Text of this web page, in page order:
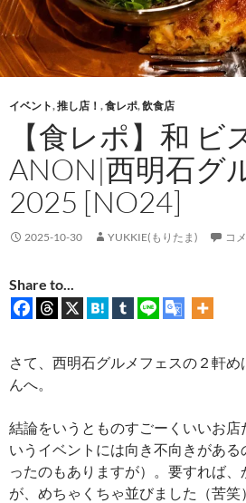
イベント,推し店！ ,食レポ,飲食店
【食レポ】和 ビ
ANON|西明石グ
2025 [NO24]
2025-10-30 YUKKIE(もりたま) コ
Share to...
さて、西明石グルメフェスの２軒
んへ。
結論をいうとものすごーくいいお店
いうイベントには向き不向きがあ
ったのもありますが）。要すれば
が、めちゃくちゃ並びました（苦笑）